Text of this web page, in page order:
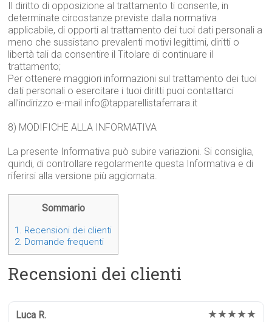
Il diritto di opposizione al trattamento ti consente, in
determinate circostanze previste dalla normativa
applicabile, di opporti al trattamento dei tuoi dati personali a
meno che sussistano prevalenti motivi legittimi, diritti o
libertà tali da consentire il Titolare di continuare il
trattamento;
Per ottenere maggiori informazioni sul trattamento dei tuoi
dati personali o esercitare i tuoi diritti puoi contattarci
all’indirizzo e-mail info@tapparellistaferrara.it
8) MODIFICHE ALLA INFORMATIVA
La presente Informativa può subire variazioni. Si consiglia,
quindi, di controllare regolarmente questa Informativa e di
riferirsi alla versione più aggiornata.
Sommario
1. Recensioni dei clienti
2. Domande frequenti
Recensioni dei clienti
Luca R. ★★★★★